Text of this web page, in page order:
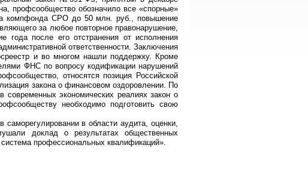
профсообщество обозначило все «спорные»
компфонда СРО до 50 млн. руб., повышение
за любое повторное правонарушение,
после его отстранения от исполнения
ответственности. Заключения
и во многом нашли поддержку. Кроме
ФНС по вопросу кодификации нарушений
относятся позиция Российской
закона о финансовом оздоровлении. По
экономических реалиях закон о
необходимо подготовить свою
в области аудита, оценки,
доклад о результатах общественных
профессиональных квалификаций».